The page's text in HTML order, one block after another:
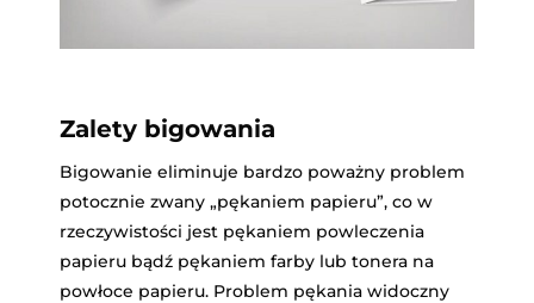
Zalety bigowania
Bigowanie eliminuje bardzo poważny problem
potocznie zwany „pękaniem papieru”, co w
rzeczywistości jest pękaniem powleczenia
papieru bądź pękaniem farby lub tonera na
powłoce papieru. Problem pękania widoczny